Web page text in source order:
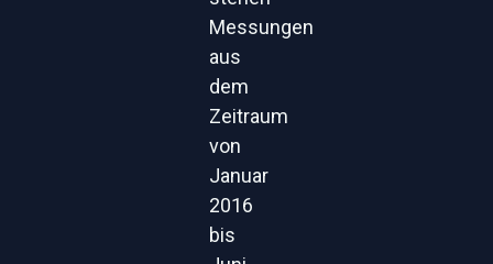
Messungen
aus
dem
Zeitraum
von
Januar
2016
bis